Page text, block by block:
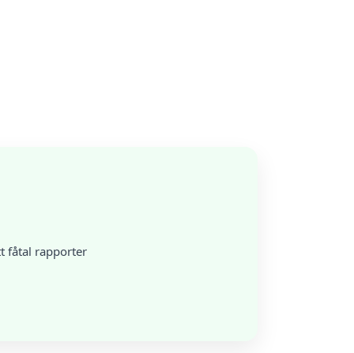
fåtal rapporter